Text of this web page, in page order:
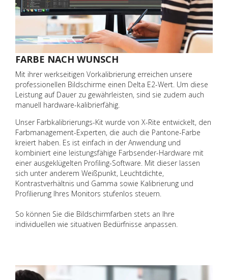
FARBE NACH WUNSCH
Mit ihrer werkseitigen Vorkalibrierung erreichen unsere
professionellen Bildschirme einen Delta E2-Wert. Um diese
Leistung auf Dauer zu gewährleisten, sind sie zudem auch
manuell hardware-kalibrierfähig.
Unser Farbkalibrierungs-Kit wurde von X-Rite entwickelt, den
Farbmanagement-Experten, die auch die Pantone-Farbe
kreiert haben. Es ist einfach in der Anwendung und
kombiniert eine leistungsfähige Farbsender-Hardware mit
einer ausgeklügelten Profiling-Software. Mit dieser lassen
sich unter anderem Weißpunkt, Leuchtdichte,
Kontrastverhältnis und Gamma sowie Kalibrierung und
Profilierung Ihres Monitors stufenlos steuern.
So können Sie die Bildschirmfarben stets an Ihre
individuellen wie situativen Bedürfnisse anpassen.